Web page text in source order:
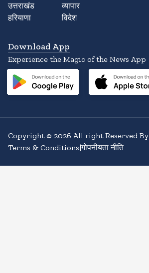
उत्तराखंड
हरियाणा
व्यापार
विदेश
Download App
Experience the Magic of the News App
Copyright© 2026 All right Reserved By
Terms & Conditions|गोपनीयता नीति